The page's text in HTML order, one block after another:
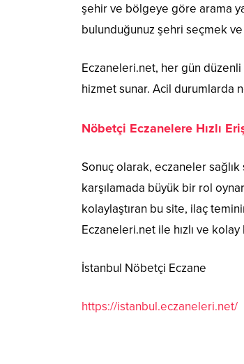
şehir ve bölgeye göre arama
bulunduğunuz şehri seçmek ve
Eczaneleri.net, her gün
hizmet sunar. Acil durumlarda
Nöbetçi Eczanelere Hızlı
Sonuç olarak, eczaneler
karşılamada büyük bir rol
kolaylaştıran bu site, ilaç
Eczaneleri.net ile hızlı ve
İstanbul Nöbetçi Eczane
https://istanbul.eczaneleri.net/